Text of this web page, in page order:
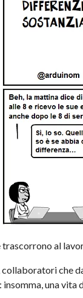
trascorrono al
che
una vita